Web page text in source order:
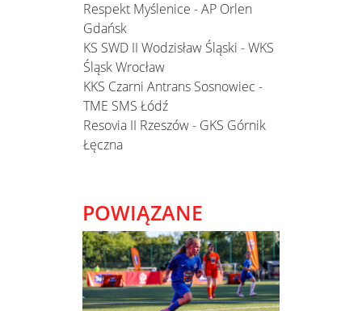
Respekt Myślenice - AP Orlen
Gdańsk
KS SWD II Wodzisław Śląski - WKS
Śląsk Wrocław
KKS Czarni Antrans Sosnowiec -
TME SMS Łódź
Resovia II Rzeszów - GKS Górnik
Łęczna
POWIĄZANE